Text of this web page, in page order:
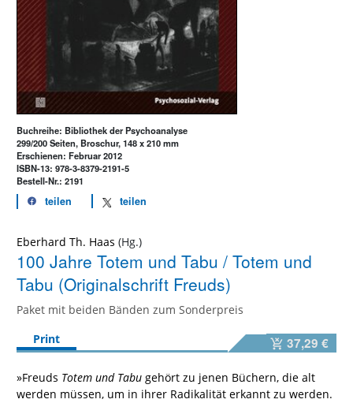
Buchreihe: Bibliothek der Psychoanalyse
299/200 Seiten, Broschur, 148 x 210 mm
Erschienen: Februar 2012
ISBN-13: 978-3-8379-2191-5
Bestell-Nr.: 2191
teilen teilen
Eberhard Th. Haas
100 Jahre Totem und Tabu / Totem und
Tabu (Originalschrift Freuds)
Paket mit beiden Bänden zum Sonderpreis
Print
37,29 €
»Freuds Totem und Tabu gehört zu jenen Büchern, die alt
werden müssen, um in ihrer Radikalität erkannt zu werden.